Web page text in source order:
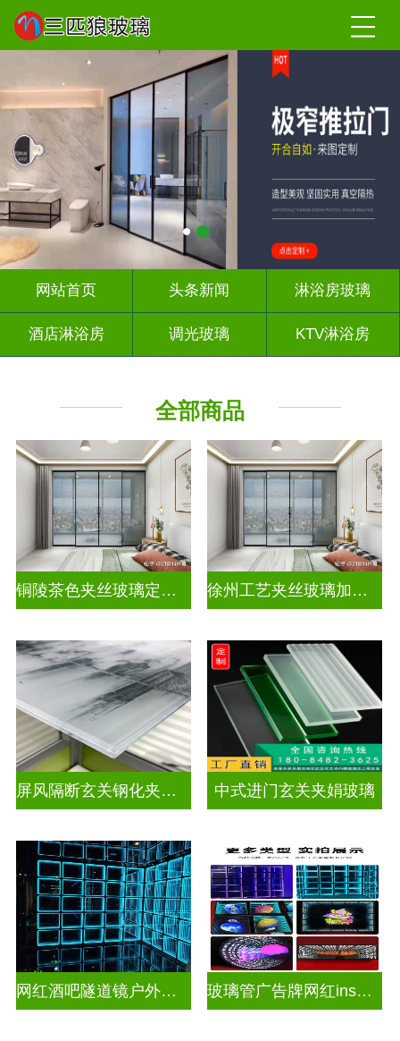
网站首页 头条新闻 淋浴房玻璃
酒店淋浴房 调光玻璃 KTV淋浴房
全部商品
铜陵茶色夹丝玻璃定制电话 徐州工艺夹丝玻璃加工企业
屏风隔断玄关钢化夹胶艺术玻璃 中式进门玄关夹娟玻璃
网红酒吧隧道镜户外门头招牌深渊镜千层镜 玻璃管广告牌网红ins灯带造型装饰千层镜深渊镜